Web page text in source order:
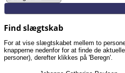
Find slægtskab
For at vise slægtskabet mellem to
knapperne nedenfor for at finde de
personer), derefter klikkes på 'Beregn'.